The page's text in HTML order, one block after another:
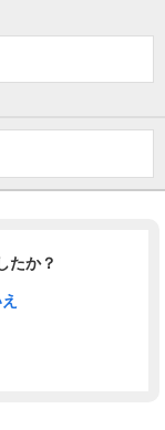
たか？